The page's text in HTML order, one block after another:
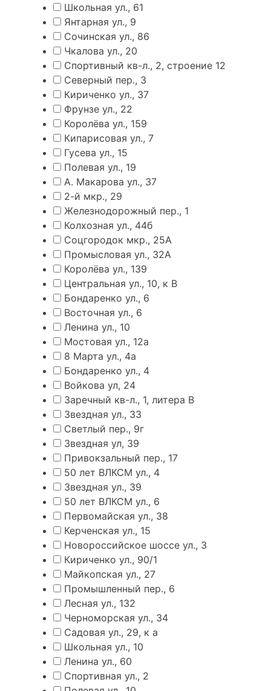
Школьная ул., 61
Янтарная ул., 9
Сочинская ул., 86
Чкалова ул., 20
Спортивный кв-л., 2, строение 12
Северный пер., 3
Кириченко ул., 37
Фрунзе ул., 22
Королёва ул., 159
Кипарисовая ул., 7
Гусева ул., 15
Полевая ул., 19
А. Макарова ул., 37
2-й мкр., 29
Железнодорожный пер., 1
Колхозная ул., 44б
Соцгородок мкр., 25А
Промысловая ул., 32А
Королёва ул., 139
Центральная ул., 10, к В
Бондаренко ул., 6
Восточная ул., 6
Ленина ул., 10
Мостовая ул., 12а
8 Марта ул., 4а
Бондаренко ул., 4
Войкова ул, 24
Заречный кв-л., 1, литера В
Звездная ул., 33
Светлый пер., 9г
Звездная ул, 39
Привокзальный пер., 17
50 лет ВЛКСМ ул., 4
Звездная ул., 39
50 лет ВЛКСМ ул., 6
Первомайская ул., 38
Керченская ул., 15
Новороссийское шоссе ул., 3
Кириченко ул., 90/1
Майкопская ул., 27
Промышленный пер., 6
Лесная ул., 132
Черноморская ул., 34
Садовая ул., 29, к а
Школьная ул., 10
Ленина ул., 60
Спортивная ул., 2